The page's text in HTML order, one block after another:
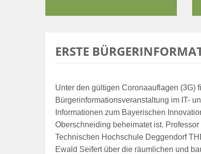
ERSTE
Unter den gültigen Coronaauflagen (3G)
Bürgerinformationsveranstaltung im IT-
Informationen zum Bayerischen
Oberschneiding beheimatet ist.
Technischen Hochschule Deggendorf
Ewald Seifert über die räumlichen und